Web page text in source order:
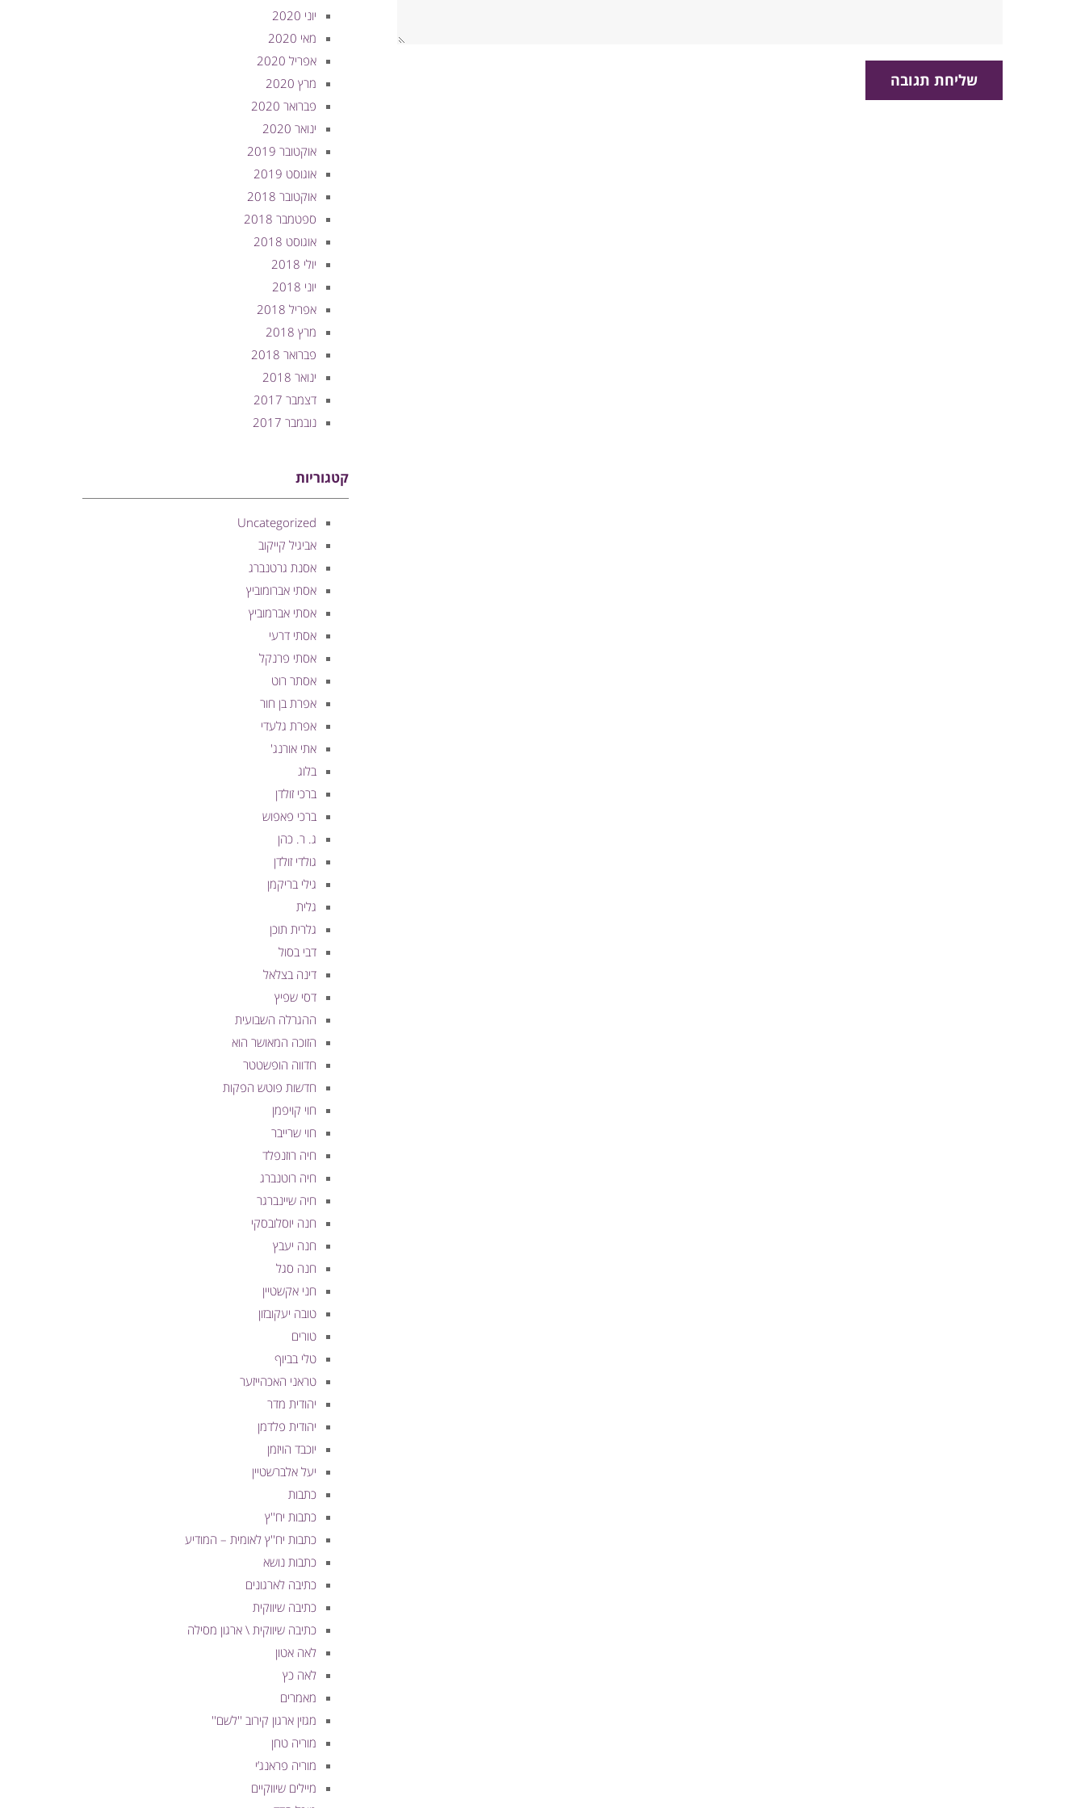
יוני 2020
מאי 2020
אפריל 2020
מרץ 2020
פברואר 2020
ינואר 2020
אוקטובר 2019
אוגוסט 2019
אוקטובר 2018
ספטמבר 2018
אוגוסט 2018
יולי 2018
יוני 2018
אפריל 2018
מרץ 2018
פברואר 2018
ינואר 2018
דצמבר 2017
נובמבר 2017
קטגוריות
Uncategorized
אביגיל קייקוב
אסנת גרטנברג
אסתי אברומוביץ
אסתי אברמוביץ
אסתי דרעי
אסתי פרנקל
אסתר רוט
אפרת בן חור
אפרת גלעדי
אתי אורנג'
בלוג
ברכי זולדן
ברכי פאפוש
ג. ר. כהן
גולדי זולדן
גילי בריקמן
גלית
גלרית תוכן
דבי בסול
דינה בצלאל
דסי שפיץ
ההגרלה השבועית
הזוכה המאושר הוא
חדווה הופשטטר
חדשות פוטש הפקות
חוי קויפמן
חוי שרייבר
חיה רוזנפלד
חיה רוטנברג
חיה שיינברגר
חנה יוסלובסקי
חנה יעבץ
חנה סגל
חני אקשטיין
טובה יעקובזון
טורים
טלי בביוף
טראני האכהייזער
יהודית מדר
יהודית פלדמן
יוכבד הויזמן
יעל אלברשטיין
כתבות
כתבות יח''ץ
כתבות יח''ץ לאומית – המודיע
כתבות נושא
כתיבה לארגונים
כתיבה שיווקית
כתיבה שיווקית \ ארגון מסילה
לאה אטון
לאה כץ
מאמרים
מגזין ארגון קירוב ''לשם''
מוריה טחן
מוריה פראנג’י
מיילים שיווקיים